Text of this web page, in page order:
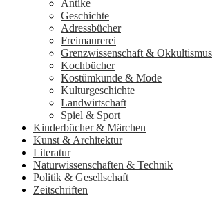
Antike
Geschichte
Adressbücher
Freimaurerei
Grenzwissenschaft & Okkultismus
Kochbücher
Kostümkunde & Mode
Kulturgeschichte
Landwirtschaft
Spiel & Sport
Kinderbücher & Märchen
Kunst & Architektur
Literatur
Naturwissenschaften & Technik
Politik & Gesellschaft
Zeitschriften